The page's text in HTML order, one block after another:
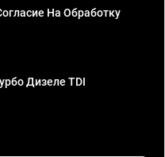
На Обработку
Дизеле TDI